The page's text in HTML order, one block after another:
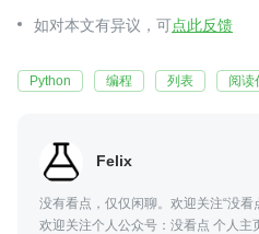
如对本文有异议，可点此反馈
Python 编程 列表 阅读
Felix
没有看点，仅仅闲聊。欢迎关注“没看
欢迎关注个人公众号：没看点 个人